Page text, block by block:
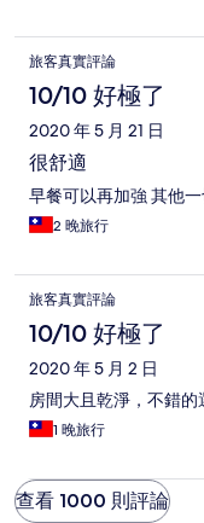
旅客真實評論
10/10 好極了
2020 年 5 月 21 日
很舒適
早餐可以再加強 其他
2 晚旅行
旅客真實評論
10/10 好極了
2020 年 5 月 2 日
房間大且乾淨，不錯的
1 晚旅行
查看 1000 則評論